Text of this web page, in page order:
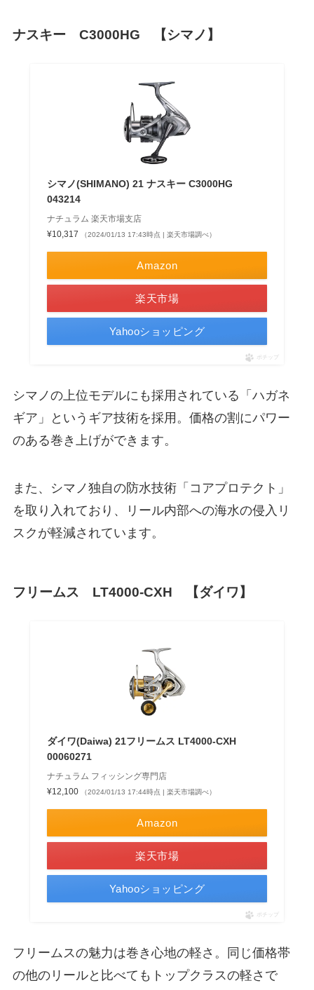
ナスキー C3000HG 【シマノ】
シマノ(SHIMANO) 21 ナスキー C3000HG
043214
ナチュラム 楽天市場支店
¥10,317
（2024/01/13 17:43時点 | 楽天市場調べ）
Amazon
楽天市場
Yahooショッピング
ポチップ
シマノの上位モデルにも採用されている「ハガネ
ギア」というギア技術を採用。価格の割にパワー
のある巻き上げができます。
また、シマノ独自の防水技術「コアプロテクト」
を取り入れており、リール内部への海水の侵入リ
スクが軽減されています。
フリームス LT4000-CXH 【ダイワ】
ダイワ(Daiwa) 21フリームス LT4000-CXH
00060271
ナチュラム フィッシング専門店
¥12,100
（2024/01/13 17:44時点 | 楽天市場調べ）
Amazon
楽天市場
Yahooショッピング
ポチップ
フリームスの魅力は巻き心地の軽さ。同じ価格帯
の他のリールと比べてもトップクラスの軽さで